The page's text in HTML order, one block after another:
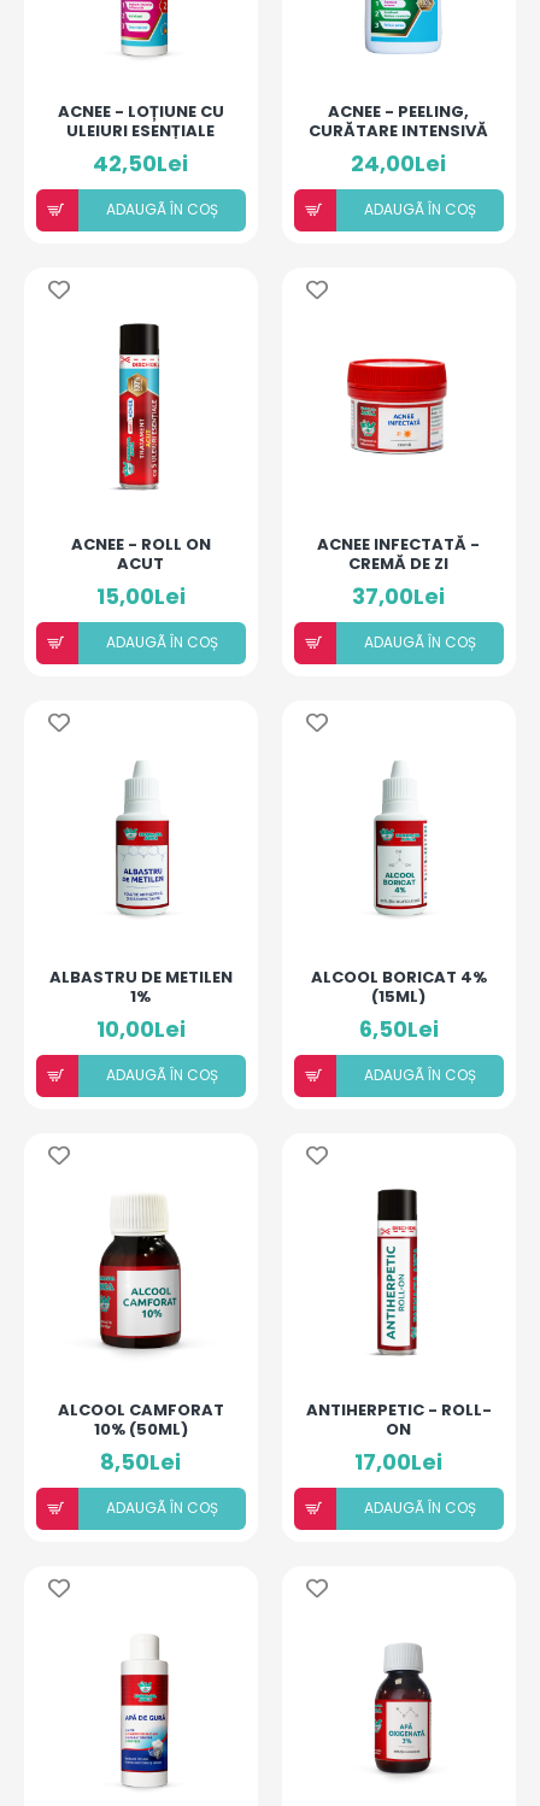
ACNEE - LOȚIUNE CU
ULEIURI ESENȚIALE
NIAOULI, TEA TREE,
LAURUS
42,50Lei
ADAUGÃ ÎN COȘ
ACNEE - PEELING,
CURĂTARE INTENSIVĂ
24,00Lei
ADAUGÃ ÎN COȘ
ACNEE - ROLL ON
ACUT
15,00Lei
ADAUGÃ ÎN COȘ
ACNEE INFECTATĂ -
CREMĂ DE ZI
37,00Lei
ADAUGÃ ÎN COȘ
ALBASTRU DE METILEN
1%
10,00Lei
ADAUGÃ ÎN COȘ
ALCOOL BORICAT 4%
(15ML)
6,50Lei
ADAUGÃ ÎN COȘ
ALCOOL CAMFORAT
10% (50ML)
8,50Lei
ADAUGÃ ÎN COȘ
ANTIHERPETIC - ROLL-
ON
17,00Lei
ADAUGÃ ÎN COȘ